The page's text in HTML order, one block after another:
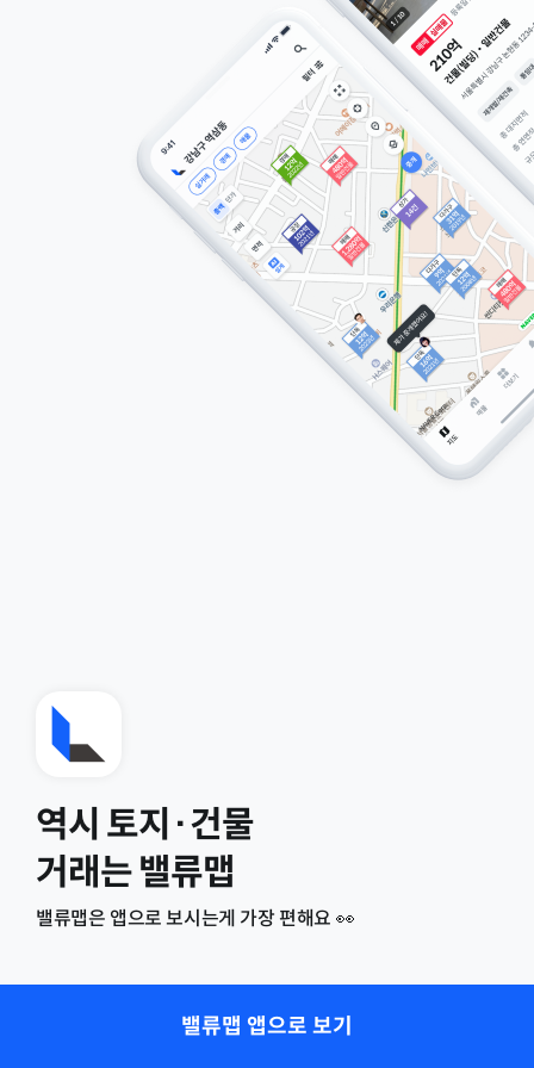
역시 토지·건물
거래는 밸류맵
밸류맵은 앱으로 보시는게 가장 편해요 👀
밸류맵 앱으로 보기